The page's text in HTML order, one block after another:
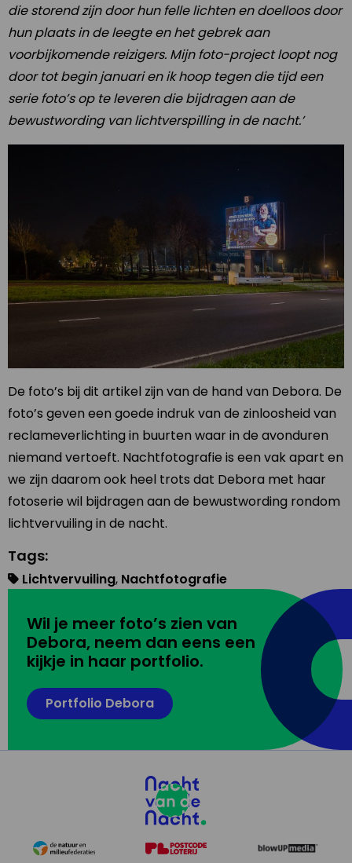
die storend zijn door hun felle lichten en doelloos door
hun plaats in de leegte en het gebrek aan
voorbijkomende reizigers. Mijn foto-project loopt nog
door tot begin januari en ik hoop tegen die tijd een
serie foto’s op te leveren die bijdragen aan de
bewustwording van lichtverspilling in de nacht.’
De foto’s bij dit artikel zijn van de hand van Debora. De
foto’s geven een goede indruk van de zinloosheid van
reclameverlichting in buurten waar in de avonduren
niemand vertoeft. Nachtfotografie is een vak apart en
we zijn daarom ook heel trots dat Debora met haar
fotoserie wil bijdragen aan de bewustwording rondom
lichtvervuiling in de nacht.
Tags:
Lichtvervuiling, Nachtfotografie
Wil je meer foto’s zien van
Debora, neem dan eens een
kijkje in haar portfolio.
Portfolio Debora